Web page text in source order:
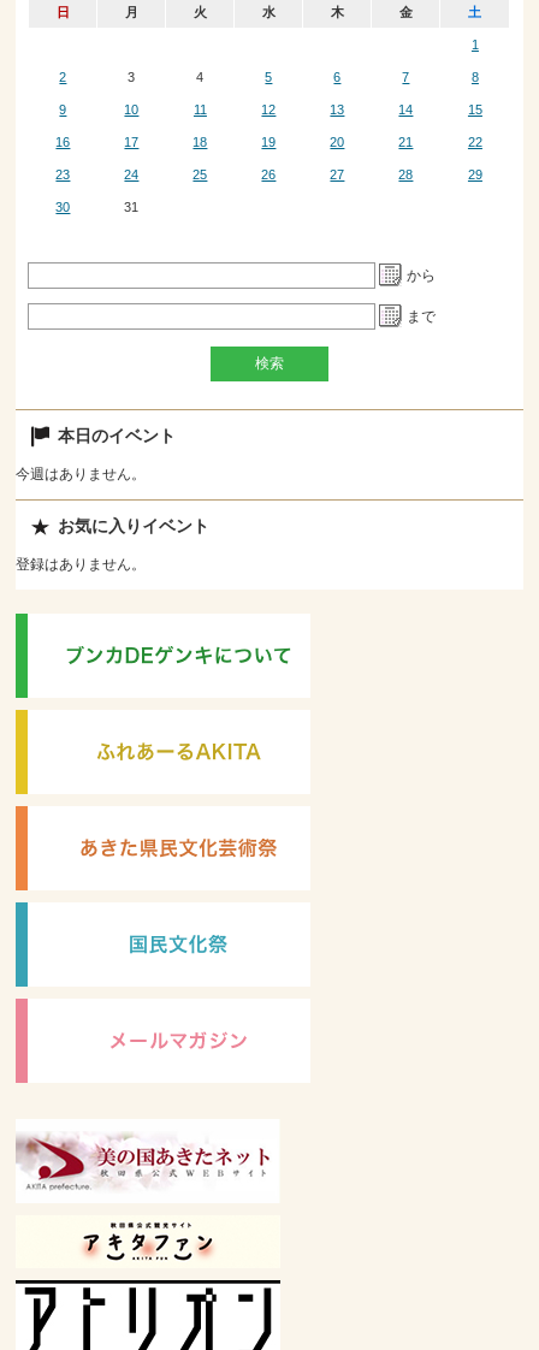
日 月 火 水 木 金 土
1
2 3 4 5 6 7 8
9 10 11 12 13 14 15
16 17 18 19 20 21 22
23 24 25 26 27 28 29
30 31
から
まで
本日のイベント
今週はありません。
お気に入りイベント
登録はありません。